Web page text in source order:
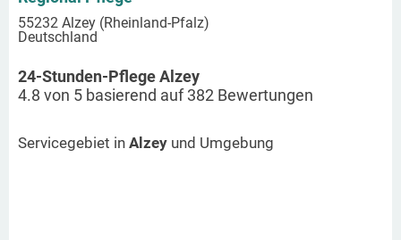
55232 Alzey (Rheinland-Pfalz)
Deutschland
24-Stunden-Pflege Alzey
4.8 von 5 basierend auf382 Bewertungen
Servicegebiet in Alzey und Umgebung